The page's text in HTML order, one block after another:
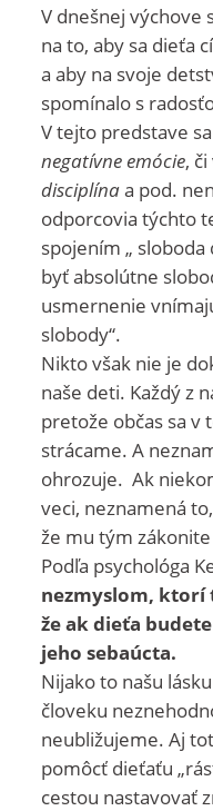
V dnešnej výchove
na to, aby sa dieťa
a aby na svoje
spomínalo s
V tejto predstave
negatívne emócie,
disciplínaa pod.
odporcovia týchto
spojením „ sloboda
byť absolútne
usmernenie
slobody“.
Nikto však nie je
naše deti. Každý z
pretože občas sa v
strácame. A
ohrozuje. Ak
veci, neznamená
že mu tým
Podľa psychológa
nezmyslom, ktorí
že ak dieťa
jeho sebaúcta.
Nijako to našu
človeku
neubližujeme. Aj
pomôcť dieťaťu
cestou nastavovať